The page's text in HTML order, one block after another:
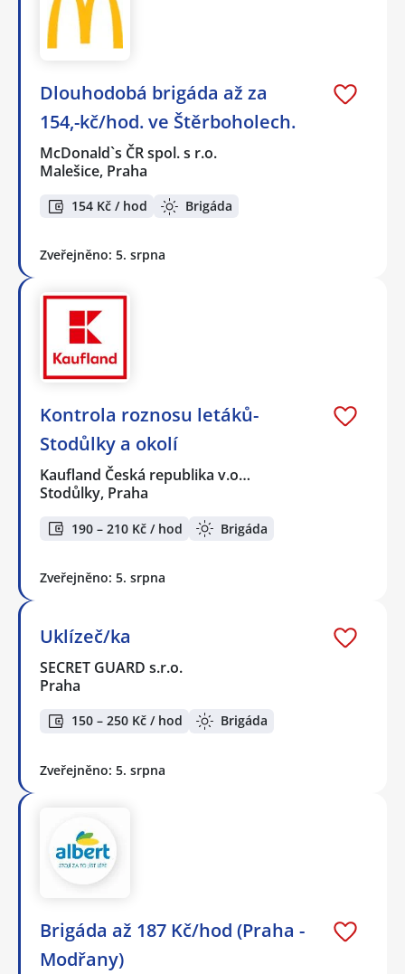
Dlouhodobá brigáda až za
154,-kč/hod. ve Štěrboholech.
McDonald`s ČR spol. s r.o.
Malešice, Praha
154 Kč / hod Brigáda
Zveřejněno: 5. srpna
Kontrola roznosu letáků-
Stodůlky a okolí
Kaufland Česká republika v.o…
Stodůlky, Praha
190 – 210 Kč / hod Brigáda
Zveřejněno: 5. srpna
Uklízeč/ka
SECRET GUARD s.r.o.
Praha
150 – 250 Kč / hod Brigáda
Zveřejněno: 5. srpna
Brigáda až 187 Kč/hod (Praha -
Modřany)